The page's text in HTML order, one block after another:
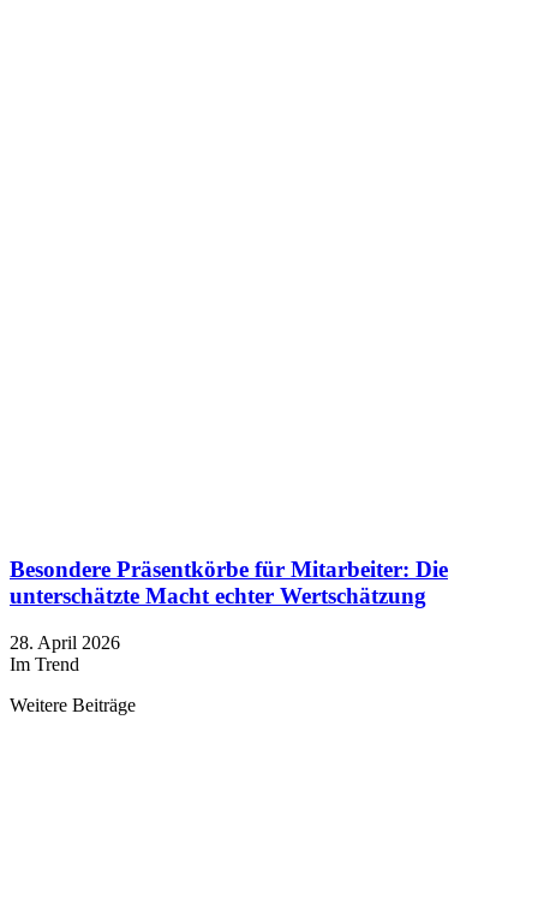
Besondere Präsentkörbe für Mitarbeiter: Die
unterschätzte Macht echter Wertschätzung
28. April 2026
Im Trend
Weitere Beiträge